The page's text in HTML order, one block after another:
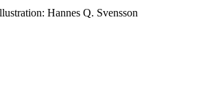
Hannes Q. Svensson